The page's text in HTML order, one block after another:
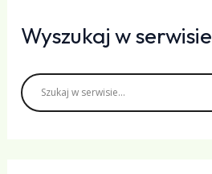
Wyszukaj w serwisie